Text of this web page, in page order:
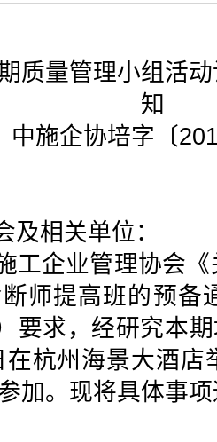
质量管理小组活
知
中施企协培字〔
相关单位：
企业管理协会《
师提高班的预备
要求，经研究本
杭州海景大酒店
加。现将具体事